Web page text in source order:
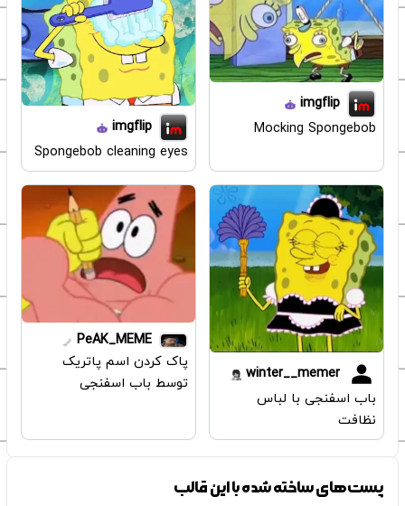
imgflip
Mocking Spongebob
imgflip
Spongebob cleaning eyes
winter__memer
باب اسفنجی با لباس
نظافت
PeAK_MEME
پاک کردن اسم پاتریک
توسط باب اسفنجی
پست‌های ساخته شده با این قالب